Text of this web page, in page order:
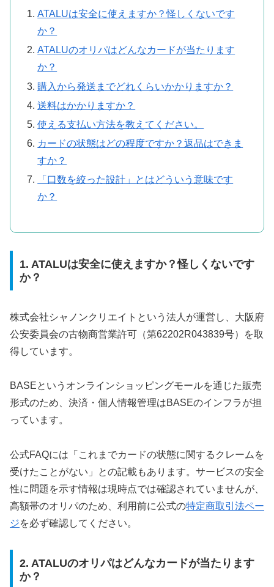
ATALUは安全に使えますか？怪しくないです
か？
ATALUのオリパはどんなカードが当たります
か？
購入から発送までどれくらいかかりますか？
送料はかかりますか？
使える支払い方法を教えてください。
カードの状態はどの程度ですか？返品はできま
すか？
「口数を絞った設計」とはどういう意味です
か？
1. ATALUは安全に使えますか？怪しくないです
か？
株式会社シャノンクリエイトという法人が運営し、大阪府
公安委員会の古物商営業許可（第62202R043839号）を取
得しています。
BASEというオンラインショッピングモールを通じた販売
形式のため、決済・個人情報管理はBASEのインフラが担
っています。
公式FAQには「これまでカードの状態に関するクレームを
受けたことがない」との記載もあります。サービスの安全
性に問題を示す情報は現時点では確認されていませんが、
高額帯のオリパのため、利用前に公式の特定商取引法ペー
ジを必ず確認してください。
2. ATALUのオリパはどんなカードが当たります
か？